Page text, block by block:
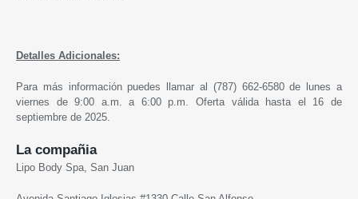
Detalles Adicionales:
Para más información puedes llamar al (787) 662-6580 de lunes a
viernes de 9:00 a.m. a 6:00 p.m. Oferta válida hasta el 16 de
septiembre de 2025.
La compañia
Lipo Body Spa, San Juan